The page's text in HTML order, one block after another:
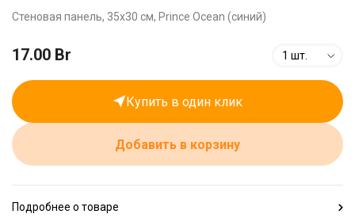
Стеновая панель, 35х30 см, Prince Ocean (синий)
17.00 Br 1 шт.
Купить в один клик
Добавить в корзину
Подробнее о товаре